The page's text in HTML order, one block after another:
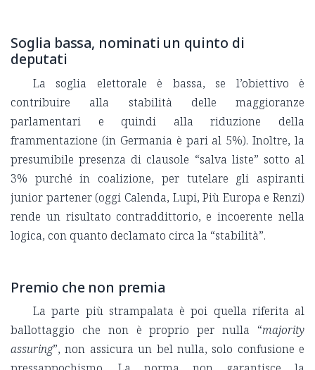
Soglia bassa, nominati un quinto di
deputati
La soglia elettorale è bassa, se l’obiettivo è
contribuire alla stabilità delle maggioranze
parlamentari e quindi alla riduzione della
frammentazione (in Germania è pari al 5%). Inoltre, la
presumibile presenza di clausole “salva liste” sotto al
3% purché in coalizione, per tutelare gli aspiranti
junior partener (oggi Calenda, Lupi, Più Europa e Renzi)
rende un risultato contraddittorio, e incoerente nella
logica, con quanto declamato circa la “stabilità”.
Premio che non premia
La parte più strampalata è poi quella riferita al
ballottaggio che non è proprio per nulla “majority
assuring”, non assicura un bel nulla, solo confusione e